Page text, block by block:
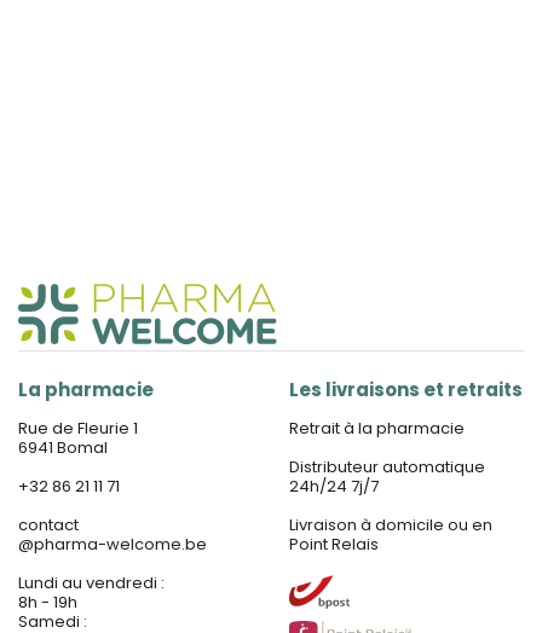
La pharmacie
Rue de Fleurie 1
6941 Bomal
+32 86 21 11 71
contact
@pharma-welcome.be
Lundi au vendredi :
8h - 19h
Samedi :
Les livraisons et retraits
Retrait à la pharmacie
Distributeur automatique
24h/24 7j/7
Livraison à domicile ou en
Point Relais